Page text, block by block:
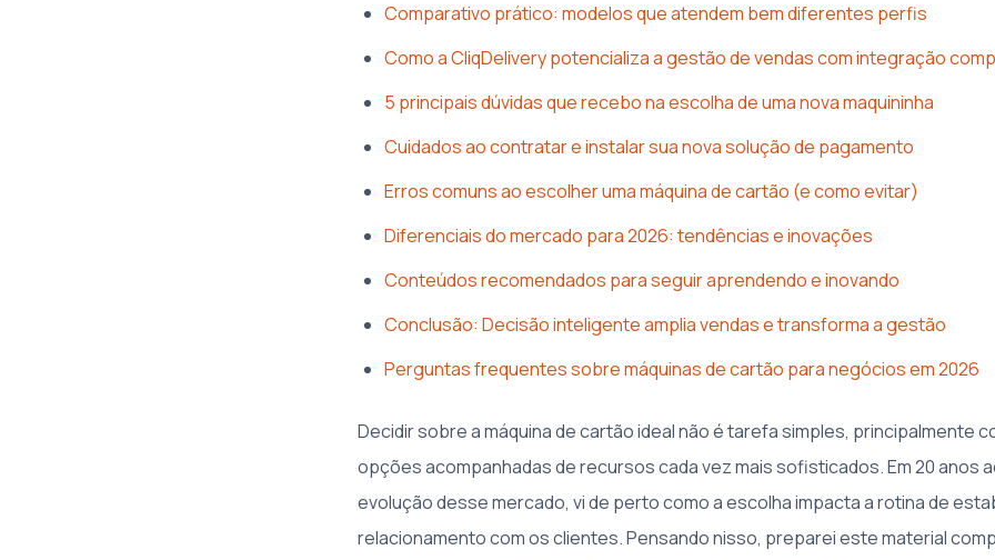
Comparativo prático: modelos que atendem bem diferentes perfis
Como a CliqDelivery potencializa a gestão de vendas com integração
5 principais dúvidas que recebo na escolha de uma nova maquininha
Cuidados ao contratar e instalar sua nova solução de pagamento
Erros comuns ao escolher uma máquina de cartão (e como evitar)
Diferenciais do mercado para 2026: tendências e inovações
Conteúdos recomendados para seguir aprendendo e inovando
Conclusão: Decisão inteligente amplia vendas e transforma a gestão
Perguntas frequentes sobre máquinas de cartão para negócios em 2026
Decidir sobre a máquina de cartão ideal não é tarefa simples, principalmente
opções acompanhadas de recursos cada vez mais sofisticados. Em 20 anos
evolução desse mercado, vi de perto como a escolha impacta a rotina de
relacionamento com os clientes. Pensando nisso, preparei este material